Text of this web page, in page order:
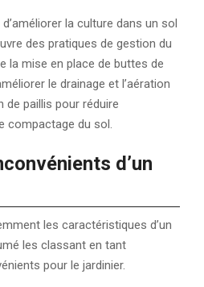
la culture dans un sol
des pratiques de gestion du
la mise en place de buttes de
le drainage et l’aération
de paillis pour réduire
compactage du sol.
d’un
les caractéristiques d’un
les classant en tant
pour le jardinier.